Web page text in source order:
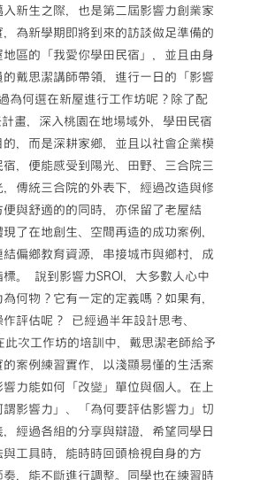
室
野
調
查
工
Ⅰ：
前
進
田
野！】〉
新生之際，也是第二屆影響力創業家
為新學期即將到來的訪談做足準備的
區的「我愛你學田民宿」，並且由身
戴思潔講師帶領，進行一日的「影響
為何選在新屋進行工作坊呢？除了配
畫，深入桃園在地場域外，學田民宿
，而是深耕家鄉，並且以社會企業模
，便能感受到陽光、田野、三合院三
傳統三合院的外表下，經過改造與修
與舒適的的同時，亦保留了老屋結
了在地創生、空間再造的成功案例，
偏鄉教育資源，串接城市與鄉村，成
。 說到影響力SROI，大多數人心中
何物？它有一定的定義嗎？如果有，
評估呢？ 已經過半年設計思考、
此次工作坊的培訓中，戴思潔老師給予
案例練習實作，以淺顯易懂的生活案
力能如何「改變」單位與個人。在上
影響力」、「為何要評估影響力」切
經過各組的分享與辯證，希望同學日
工具時，能時時回頭檢視自身的方
，能不斷進行調整。同學也在練習時